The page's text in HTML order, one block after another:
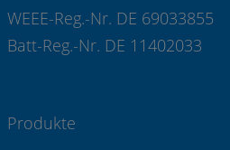
WEEE-Reg.-Nr. DE 69033855
Batt-Reg.-Nr. DE 11402033
Produkte